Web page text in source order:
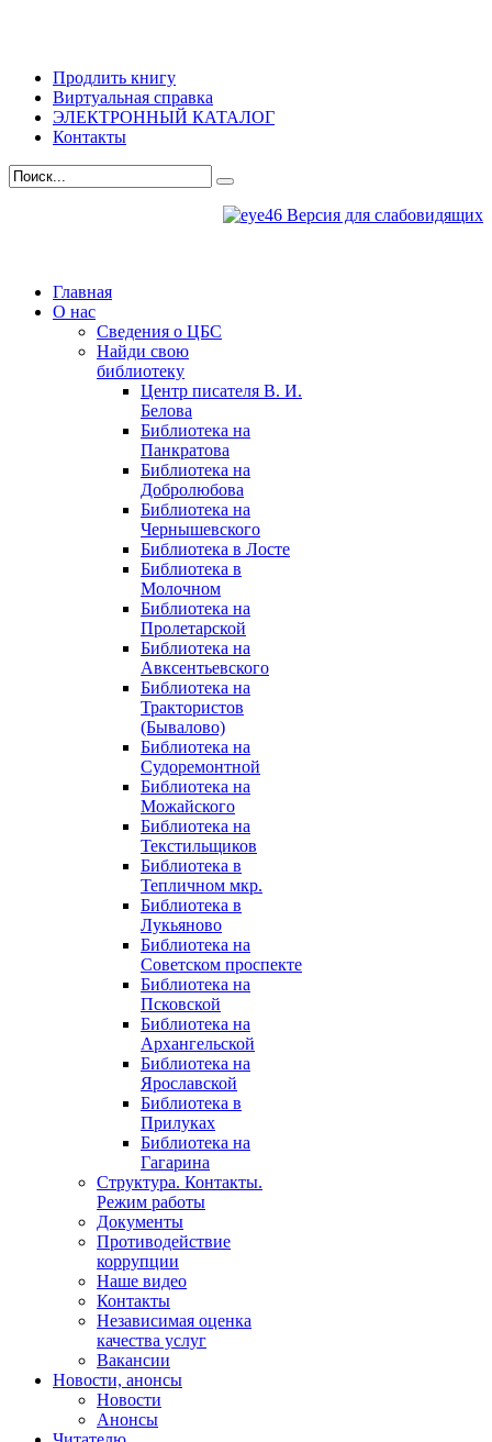
Продлить книгу
Виртуальная справка
ЭЛЕКТРОННЫЙ КАТАЛОГ
Контакты
Версия для слабовидящих
Главная
О нас
Сведения о ЦБС
Найди свою
библиотеку
Центр писателя В. И.
Белова
Библиотека на
Панкратова
Библиотека на
Добролюбова
Библиотека на
Чернышевского
Библиотека в Лосте
Библиотека в
Молочном
Библиотека на
Пролетарской
Библиотека на
Авксентьевского
Библиотека на
Трактористов
(Бывалово)
Библиотека на
Судоремонтной
Библиотека на
Можайского
Библиотека на
Текстильщиков
Библиотека в
Тепличном мкр.
Библиотека в
Лукьяново
Библиотека на
Советском проспекте
Библиотека на
Псковской
Библиотека на
Архангельской
Библиотека на
Ярославской
Библиотека в
Прилуках
Библиотека на
Гагарина
Структура. Контакты.
Режим работы
Документы
Противодействие
коррупции
Наше видео
Контакты
Независимая оценка
качества услуг
Вакансии
Новости, анонсы
Новости
Анонсы